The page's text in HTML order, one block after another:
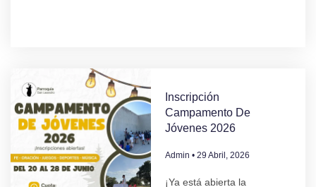
Inscripción
Campamento De
Jóvenes 2026
Admin 29 Abril, 2026
¡Ya está abierta la